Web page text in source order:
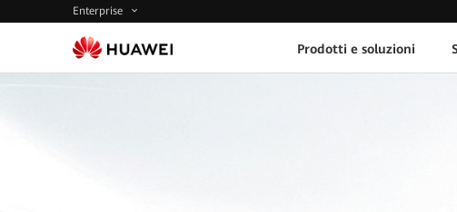
Enterprise
Prodotti e soluzioni